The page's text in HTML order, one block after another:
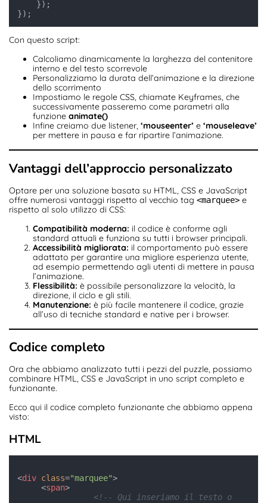
Con questo script:
Calcoliamo dinamicamente la larghezza del contenitore
interno e del testo scorrevole
Personalizziamo la durata dell’animazione e la direzione
dello scorrimento
Impostiamo le regole CSS, chiamate Keyframes, che
successivamente passeremo come parametri alla
funzione animate()
Infine creiamo due listener, ‘mouseenter’ e ‘mouseleave’
per mettere in pausa e far ripartire l’animazione.
Vantaggi dell’approccio personalizzato
Optare per una soluzione basata su HTML, CSS e JavaScript
offre numerosi vantaggi rispetto al vecchio tag <marquee> e
rispetto al solo utilizzo di CSS:
Compatibilità moderna: il codice è conforme agli
standard attuali e funziona su tutti i browser principali.
Accessibilità migliorata: il comportamento può essere
adattato per garantire una migliore esperienza utente,
ad esempio permettendo agli utenti di mettere in pausa
l’animazione.
Flessibilità: è possibile personalizzare la velocità, la
direzione, il ciclo e gli stili.
Manutenzione: è più facile mantenere il codice, grazie
all’uso di tecniche standard e native per i browser.
Codice completo
Ora che abbiamo analizzato tutti i pezzi del puzzle, possiamo
combinare HTML, CSS e JavaScript in uno script completo e
funzionante.
Ecco qui il codice completo funzionante che abbiamo appena
visto:
HTML
<div class="marquee">
<span>
<!-- Qui inseriamo il testo o